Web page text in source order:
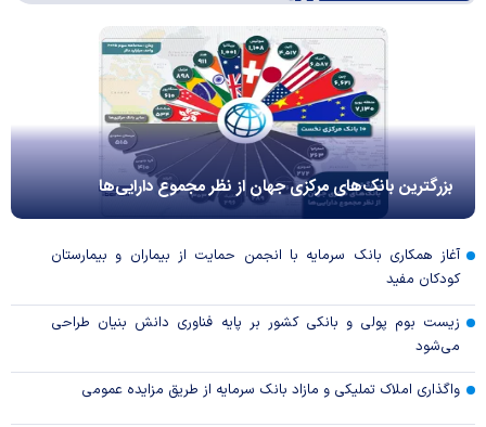
بزرگترین بانک‌های مرکزی جهان از نظر مجموع دارایی‌ها
آغاز همکاری بانک سرمایه با انجمن حمایت از بیماران و بیمارستان
کودکان مفید
زیست بوم پولی و بانکی کشور بر پایه فناوری دانش بنیان طراحی
می‌شود
واگذاری املاک تملیکی و مازاد بانک سرمایه از طریق مزایده عمومی